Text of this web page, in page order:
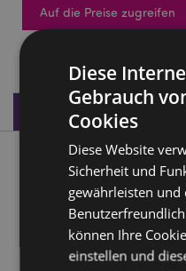
Auf die Preise zugreifen
4536 auf Lager
Produktdaten
Produktbeschreibung
Luck of the Irish Irland
Material: Magnet
Diese
Gebrauch
Cookies
Diese Website
Sicherheit und
gewährleisten und
können Ihre
einstellen und